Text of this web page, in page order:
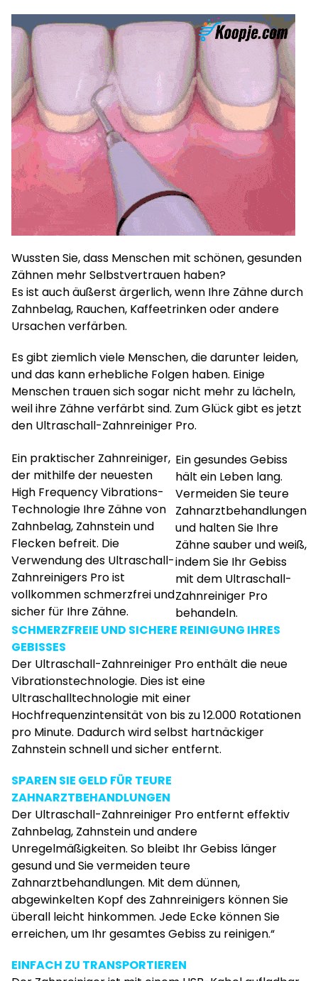
Wussten Sie, dass Menschen mit schönen, gesunden
Zähnen mehr Selbstvertrauen haben?
Es ist auch äußerst ärgerlich, wenn Ihre Zähne durch
Zahnbelag, Rauchen, Kaffeetrinken oder andere
Ursachen verfärben.
Es gibt ziemlich viele Menschen, die darunter leiden,
und das kann erhebliche Folgen haben. Einige
Menschen trauen sich sogar nicht mehr zu lächeln,
weil ihre Zähne verfärbt sind. Zum Glück gibt es jetzt
den Ultraschall-Zahnreiniger Pro.
Ein praktischer Zahnreiniger,
der mithilfe der neuesten
High Frequency Vibrations-
Technologie Ihre Zähne von
Zahnbelag, Zahnstein und
Flecken befreit. Die
Verwendung des Ultraschall-
Zahnreinigers Pro ist
vollkommen schmerzfrei und
sicher für Ihre Zähne.
Ein gesundes Gebiss
hält ein Leben lang.
Vermeiden Sie teure
Zahnarztbehandlungen
und halten Sie Ihre
Zähne sauber und weiß,
indem Sie Ihr Gebiss
mit dem Ultraschall-
Zahnreiniger Pro
behandeln.
SCHMERZFREIE UND SICHERE REINIGUNG IHRES
GEBISSES
Der Ultraschall-Zahnreiniger Pro enthält die neue
Vibrationstechnologie. Dies ist eine
Ultraschalltechnologie mit einer
Hochfrequenzintensität von bis zu 12.000 Rotationen
pro Minute. Dadurch wird selbst hartnäckiger
Zahnstein schnell und sicher entfernt.
SPAREN SIE GELD FÜR TEURE
ZAHNARZTBEHANDLUNGEN
Der Ultraschall-Zahnreiniger Pro entfernt effektiv
Zahnbelag, Zahnstein und andere
Unregelmäßigkeiten. So bleibt Ihr Gebiss länger
gesund und Sie vermeiden teure
Zahnarztbehandlungen. Mit dem dünnen,
abgewinkelten Kopf des Zahnreinigers können Sie
überall leicht hinkommen. Jede Ecke können Sie
erreichen, um Ihr gesamtes Gebiss zu reinigen.“
EINFACH ZU TRANSPORTIEREN